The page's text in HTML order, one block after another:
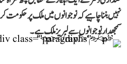
نہیں بننا چاہیے کہ نوجوانوں میں ملک پر
سمجھدار نوجوانوں سے لبریز ملک ہے۔